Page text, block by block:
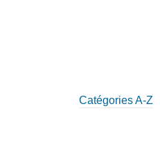
Catégories A-Z